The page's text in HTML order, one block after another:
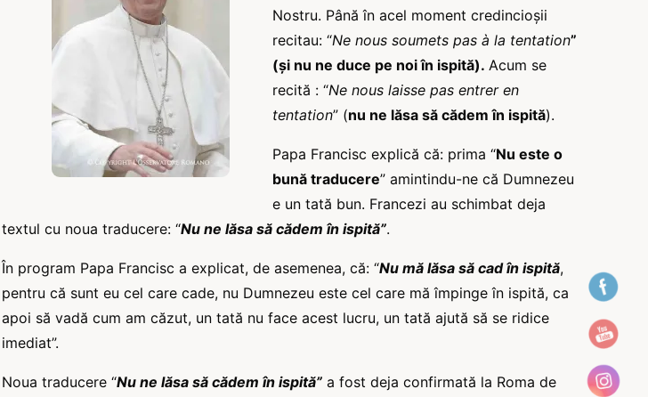
Nostru. Până în acel moment credincioșii
recitau: “Ne nous soumets pas à la tentation”
(și nu ne duce pe noi în ispită). Acum se
recită : “Ne nous laisse pas entrer en
tentation” (nu ne lăsa să cădem în ispită).
Papa Francisc explică că: prima “Nu este o
bună traducere” amintindu-ne că Dumnezeu
e un tată bun. Francezi au schimbat deja
textul cu noua traducere: “Nu ne lăsa să cădem în ispită”.
În program Papa Francisc a explicat, de asemenea, că: “Nu mă lăsa să cad în ispită,
pentru că sunt eu cel care cade, nu Dumnezeu este cel care mă împinge în ispită, ca
apoi să vadă cum am căzut, un tată nu face acest lucru, un tată ajută să se ridice
imediat”.
Noua traducere “Nu ne lăsa să cădem în ispită”a fost deja confirmată la Roma de